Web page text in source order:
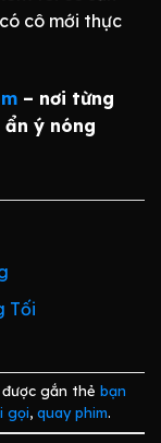
cô mới thực
– nơi từng
ý nóng
Tối
gắn thẻ bạn
gọi, quay phim.